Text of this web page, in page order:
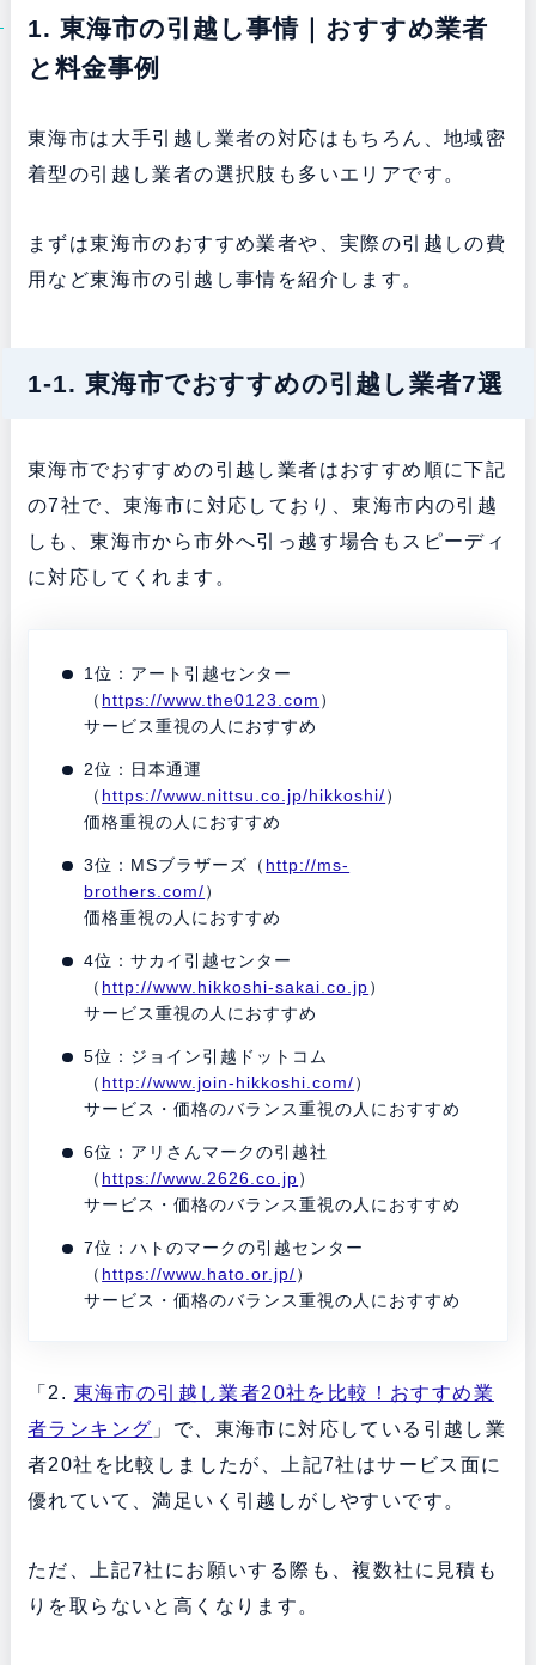
1. 東海市の引越し事情｜おすすめ業者
と料金事例
東海市は大手引越し業者の対応はもちろん、地域密
着型の引越し業者の選択肢も多いエリアです。
まずは東海市のおすすめ業者や、実際の引越しの費
用など東海市の引越し事情を紹介します。
1-1. 東海市でおすすめの引越し業者7選
東海市でおすすめの引越し業者はおすすめ順に下記
の7社で、東海市に対応しており、東海市内の引越
しも、東海市から市外へ引っ越す場合もスピーディ
に対応してくれます。
1位：アート引越センター
（ https://www.the0123.com ）
サービス重視の人におすすめ
2位：日本通運
（ https://www.nittsu.co.jp/hikkoshi/）
価格重視の人におすすめ
3位：MSブラザーズ（ http://ms-
brothers.com/）
価格重視の人におすすめ
4位：サカイ引越センター
（ http://www.hikkoshi-sakai.co.jp）
サービス重視の人におすすめ
5位：ジョイン引越ドットコム
（ http://www.join-hikkoshi.com/）
サービス・価格のバランス重視の人におすすめ
6位：アリさんマークの引越社
（ https://www.2626.co.jp）
サービス・価格のバランス重視の人におすすめ
7位：ハトのマークの引越センター
（ https://www.hato.or.jp/）
サービス・価格のバランス重視の人におすすめ
「2. 東海市の引越し業者20社を比較！おすすめ業
者ランキング 」で、東海市に対応している引越し業
者20社を比較しましたが、上記7社はサービス面に
優れていて、満足いく引越しがしやすいです。
ただ、上記7社にお願いする際も、複数社に見積も
りを取らないと高くなります。